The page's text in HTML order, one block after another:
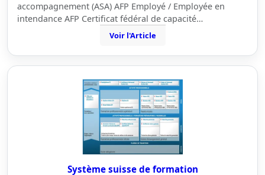
accompagnement (ASA) AFP Employé / Employée en
intendance AFP Certificat fédéral de capacité…
Voir l'Article
Système suisse de formation